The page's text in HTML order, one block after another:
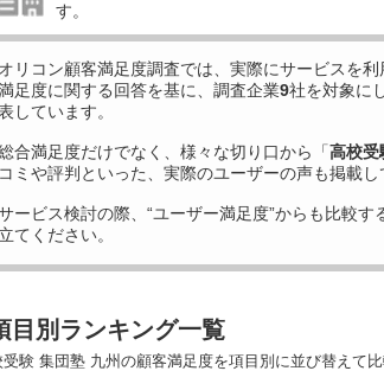
す。
オリコン顧客満足度調査では、実際にサービスを利
足度に関する回答を基に、調査企業9社を対象に
しています。
合満足度だけでなく、様々な切り口から「高校受
コミや評判といった、実際のユーザーの声も掲載し
ービス検討の際、“ユーザー満足度”からも比較す
立てください。
目別ランキング一覧
受験 集団塾 九州の顧客満足度を項目別に並び替えて比